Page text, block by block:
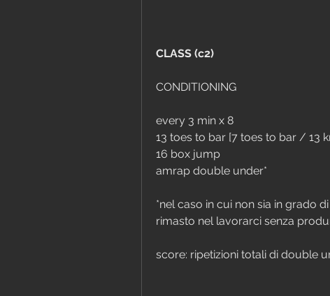
CLASS (c2)
CONDITIONING
every 3 min x 8
13 toes to bar [7 toes to bar / 13
16 box jump
amrap double under*
*nel caso in cui non sia in grado
rimasto nel lavorarci senza
score: ripetizioni totali di double